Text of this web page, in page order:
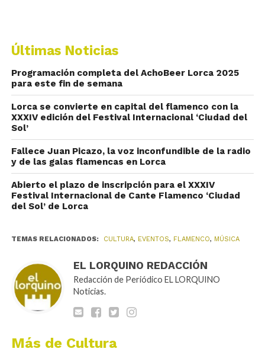
Últimas Noticias
Programación completa del AchoBeer Lorca 2025
para este fin de semana
Lorca se convierte en capital del flamenco con la
XXXIV edición del Festival Internacional ‘Ciudad del
Sol’
Fallece Juan Picazo, la voz inconfundible de la radio
y de las galas flamencas en Lorca
Abierto el plazo de inscripción para el XXXIV
Festival Internacional de Cante Flamenco ‘Ciudad
del Sol’ de Lorca
TEMAS RELACIONADOS: CULTURA, EVENTOS, FLAMENCO, MÚSICA
EL LORQUINO REDACCIÓN
Redacción de Periódico EL LORQUINO
Noticias.
Más de Cultura